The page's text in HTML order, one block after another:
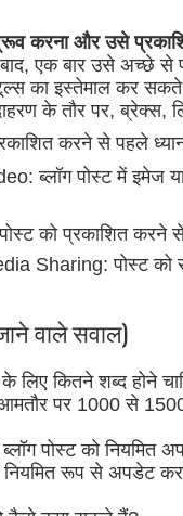
करना और उसे
एक बार उसे अच्छे से
का इस्तेमाल कर सकते
के तौर पर, ब्रेक्स,
करने से पहले
ब्लॉग पोस्ट में इमेज
को प्रकाशित करने
Sharing: पोस्ट को
वाले सवाल)
लिए कितने शब्द होने
पर 1000 से
पोस्ट को नियमित
नियमित रूप से अपडेट